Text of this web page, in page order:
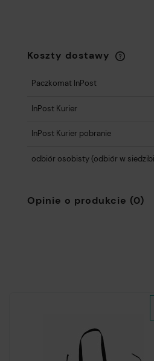
Koszty dostawy
Paczkomat InPost
InPost Kurier
InPost Kurier pobranie
odbiór osobisty(odbiór w
Opinie o produkcie (0)